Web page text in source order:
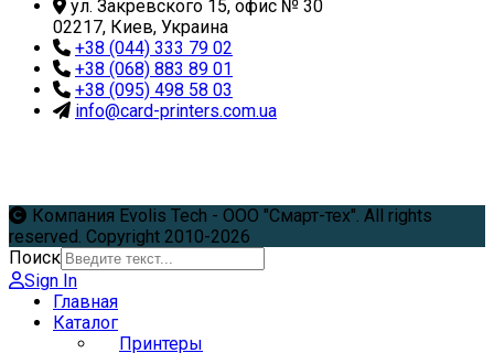
ул. Закревского 15, офис № 30
02217, Киев, Украина
+38 (044) 333 79 02
+38 (068) 883 89 01
+38 (095) 498 58 03
info@card-printers.com.ua
Компания Evolis Tech - ООО "Смарт-тех". All rights
reserved. Copyright 2010-2026
Поиск
Sign In
Главная
Каталог
Принтеры